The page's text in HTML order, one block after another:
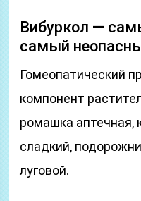
Вибуркол —
самый
Гомеопатический
компонент
ромашка аптечная,
сладкий,
луговой.